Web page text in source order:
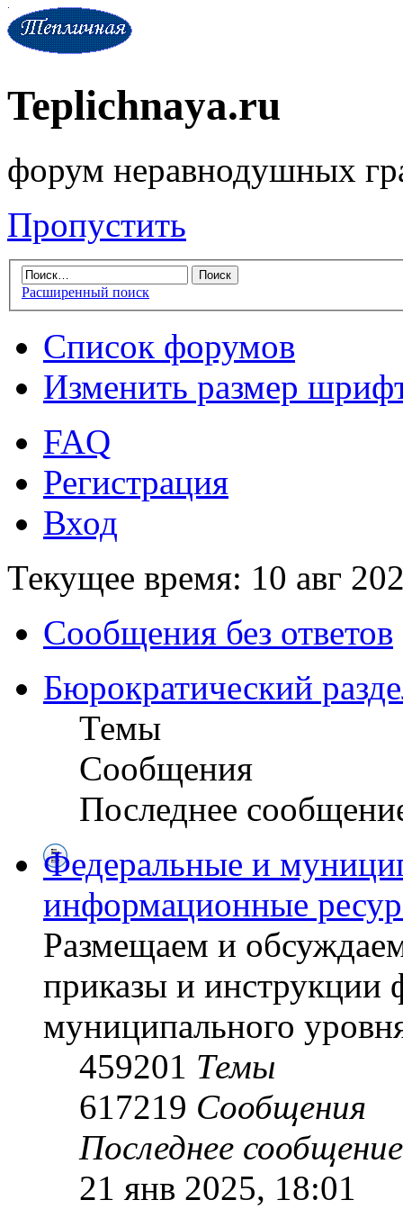
Teplichnaya.ru
форум неравнодушных
Пропустить
Расширенный поиск
Список форумов
Изменить размер
FAQ
Регистрация
Вход
Текущее время: 10 авг
Сообщения без ответов
Бюрократический
Темы
Сообщения
Последнее
Федеральные и
информационные
Размещаем и
приказы и инструкции
муниципального
459201 Темы
617219 Сообщения
Последнее сообщение
21 янв 2025, 18:01